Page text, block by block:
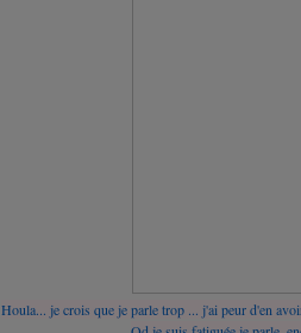
Houla... je crois que je parle trop ... j'ai peur d'en avo